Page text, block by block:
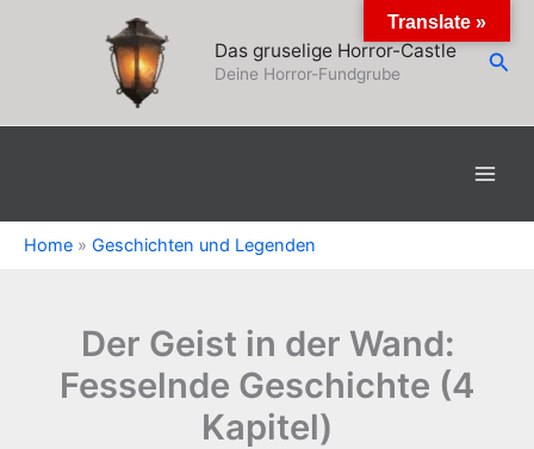
Das gruselige Horror-Castle
Deine Horror-Fundgrube
Home » Geschichten und Legenden
Der Geist in der Wand:
Fesselnde Geschichte (4
Kapitel)
Translate »